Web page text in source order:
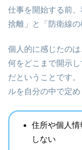
仕事を開始する前
捨離」と「防衛線の
個人的に感じたの
何をどこまで開示
だということです
ルを自分の中で定め
住所や個人
しない